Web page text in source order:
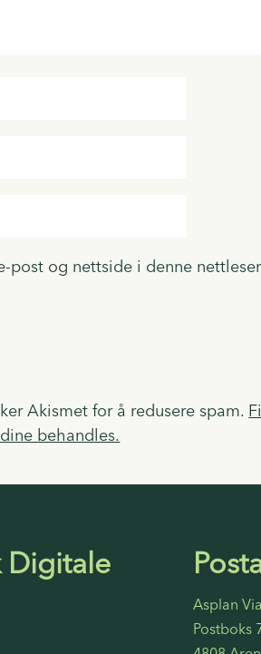
post og nettside i denne
Akismet for å redusere spam.
behandles.
Digitale
Asplan
Postboks